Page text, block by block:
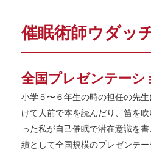
催眠術師ウダッ
全国プレゼンテー
小学５〜６年生の時の担任の先
けて人前で本を読んだり、笛を
った私が自己催眠で潜在意識を
績として全国規模のプレゼンテ